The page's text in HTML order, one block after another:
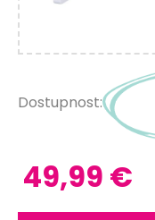
Dostupnost:
49,99 €